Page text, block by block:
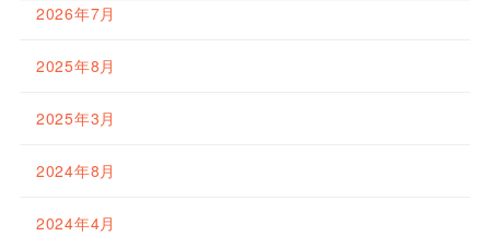
2026年7月
2025年8月
2025年3月
2024年8月
2024年4月